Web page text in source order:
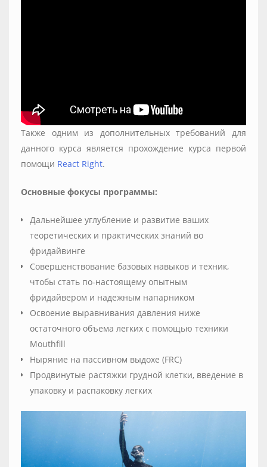
Также одним из дополнительных требований для
данного курса является прохождение курса первой
помощи React Right.
Основные фокусы программы:
Дальнейшее углубление и развитие ваших
теоретических и практических знаний во
фридайвинге
Совершенствование базовых навыков и техник,
чтобы стать по-настоящему опытным
фридайвером и надежным напарником
Освоение выравнивания давления ниже
остаточного объема легких с помощью техники
Mouthfill
Ныряние на пассивном выдохе (FRC)
Продвинутые растяжки грудной клетки, введение в
упаковку и распаковку легких